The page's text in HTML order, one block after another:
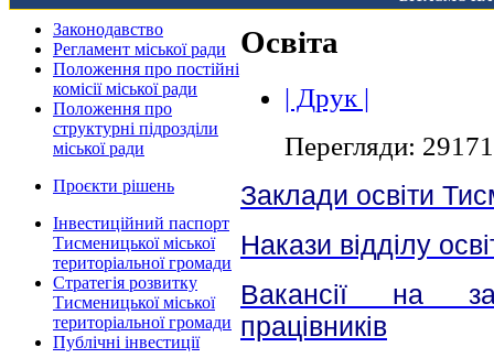
Законодавство
Регламент міської ради
Положення про постійні
комісії міської ради
Положення про
структурні підрозділи
міської ради
Проєкти рішень
Інвестиційний паспорт
Тисменицької міської
територіальної громади
Стратегія розвитку
Тисменицької міської
територіальної громади
Публічні інвестиції
Освіта
| Друк |
Перегляди: 29171
Заклади освіти
Накази відділу
Вакансії на
працівників